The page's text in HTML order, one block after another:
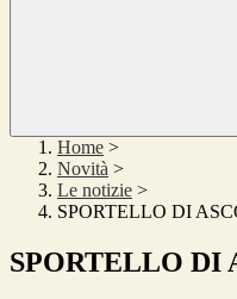
Home >
Novità >
Le notizie >
SPORTELLO DI
SPORTELLO DI